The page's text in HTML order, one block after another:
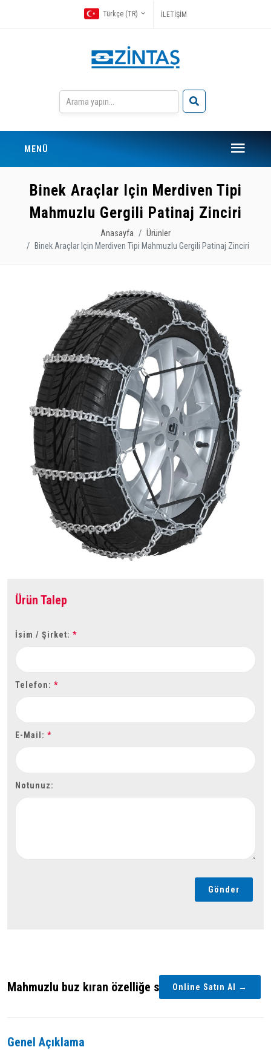
Türkçe (TR) İLETİŞİM
MENÜ
Binek Araçlar Için Merdiven Tipi
Mahmuzlu Gergili Patinaj Zinciri
Anasayfa
Ürünler
Binek Araçlar Için Merdiven Tipi Mahmuzlu Gergili Patinaj Zinciri
Ürün Talep
İsim / Şirket: *
Telefon: *
E-Mail: *
Notunuz:
Gönder
Mahmuzlu buz kıran özelliğe sahiptir.Online Satın Al →
Genel Açıklama